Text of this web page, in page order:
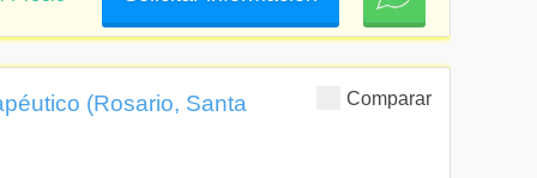
Comparar
(Rosario, Santa